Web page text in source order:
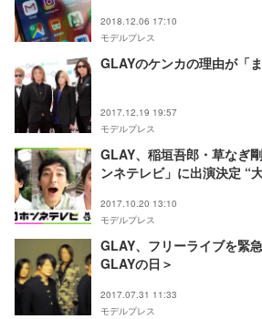
2018.12.06 17:10
モデルプレス
GLAYのケンカの理由が「
2017.12.19 19:57
モデルプレス
GLAY、稲垣吾郎・草なぎ
ンネテレビ」に出演決定 “
2017.10.20 13:10
モデルプレス
GLAY、フリーライブを緊
GLAYの日＞
2017.07.31 11:33
モデルプレス